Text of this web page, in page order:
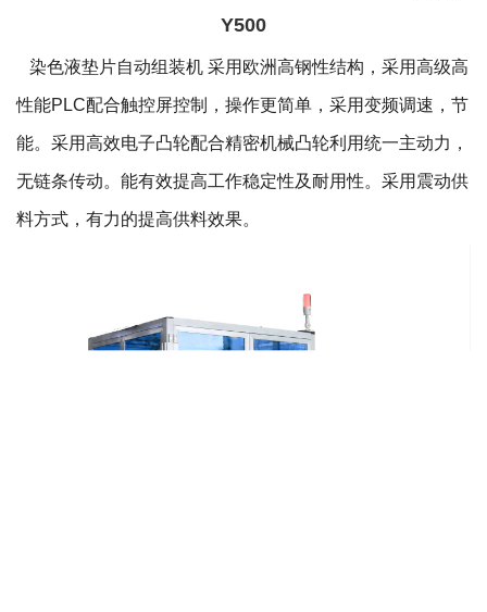
Y500
染色液垫片自动组装机 采用欧洲高钢性结构，采用高级高
性能PLC配合触控屏控制，操作更简单，采用变频调速，节
能。采用高效电子凸轮配合精密机械凸轮利用统一主动力，
无链条传动。能有效提高工作稳定性及耐用性。采用震动供
料方式，有力的提高供料效果。